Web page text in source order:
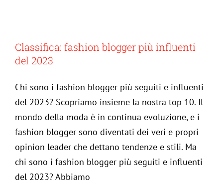
Classifica: fashion blogger più influenti
del 2023
Chi sono i fashion blogger più seguiti e influenti
del 2023? Scopriamo insieme la nostra top 10. Il
mondo della moda è in continua evoluzione, e i
fashion blogger sono diventati dei veri e propri
opinion leader che dettano tendenze e stili. Ma
chi sono i fashion blogger più seguiti e influenti
del 2023? Abbiamo